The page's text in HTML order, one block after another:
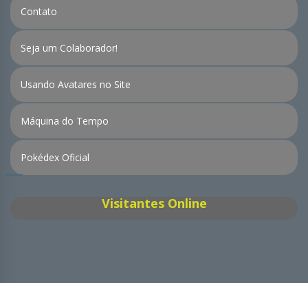
Contato
Seja um Colaborador!
Usando Avatares no Site
Máquina do Tempo
Pokédex Oficial
Visitantes Online